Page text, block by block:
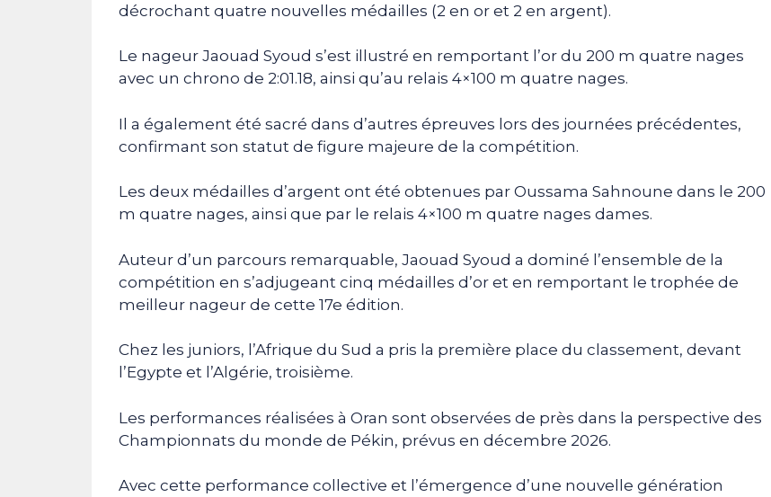
décrochant quatre nouvelles médailles (2 en or et 2 en argent).
Le nageur Jaouad Syoud s’est illustré en remportant l’or du 200 m quatre nages
avec un chrono de 2:01.18, ainsi qu’au relais 4×100 m quatre nages.
Il a également été sacré dans d’autres épreuves lors des journées précédentes,
confirmant son statut de figure majeure de la compétition.
Les deux médailles d’argent ont été obtenues par Oussama Sahnoune dans le 200
m quatre nages, ainsi que par le relais 4×100 m quatre nages dames.
Auteur d’un parcours remarquable, Jaouad Syoud a dominé l’ensemble de la
compétition en s’adjugeant cinq médailles d’or et en remportant le trophée de
meilleur nageur de cette 17e édition.
Chez les juniors, l’Afrique du Sud a pris la première place du classement, devant
l’Egypte et l’Algérie, troisième.
Les performances réalisées à Oran sont observées de près dans la perspective des
Championnats du monde de Pékin, prévus en décembre 2026.
Avec cette performance collective et l’émergence d’une nouvelle génération